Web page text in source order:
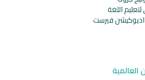
اللغة
فيرست
العالمية